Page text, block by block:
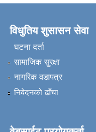
विधुतिय शुसासन सेवा
घटना दर्ता
सामाजिक सुरक्षा
नागरिक वडापत्र
निवेदनकाे ढाँचा